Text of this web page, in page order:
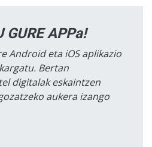
GURE APPa!
Android eta iOS aplikazio
Bertan
digitalak eskaintzen
aukera izango